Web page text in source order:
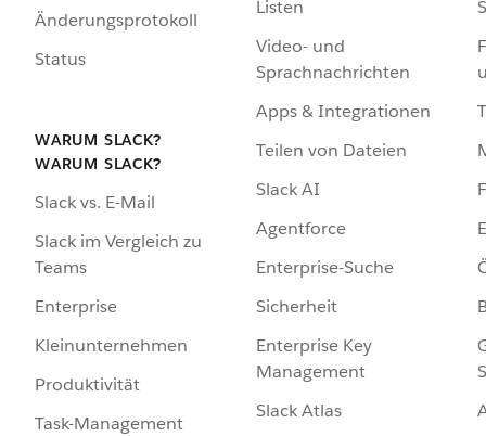
Änderungsprotokoll
Status
WARUM SLACK?
WARUM SLACK?
Slack vs. E-Mail
Slack im Vergleich zu
Teams
Enterprise
Kleinunternehmen
Produktivität
Task-Management
Listen
Video- und
Sprachnachrichten
Apps & Integrationen
Teilen von Dateien
Slack AI
Agentforce
Enterprise-Suche
Sicherheit
Enterprise Key
Management
Slack Atlas